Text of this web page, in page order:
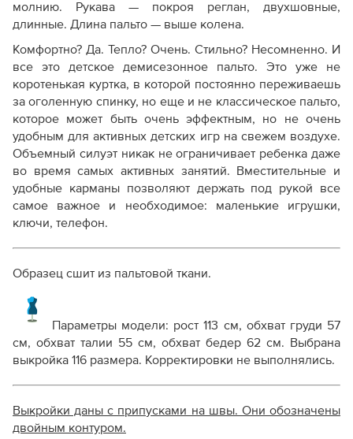
молнию. Рукава — покроя реглан, двухшовные,
длинные. Длина пальто — выше колена.
Комфортно? Да. Тепло? Очень. Стильно? Несомненно. И
все это детское демисезонное пальто. Это уже не
коротенькая куртка, в которой постоянно переживаешь
за оголенную спинку, но еще и не классическое пальто,
которое может быть очень эффектным, но не очень
удобным для активных детских игр на свежем воздухе.
Объемный силуэт никак не ограничивает ребенка даже
во время самых активных занятий. Вместительные и
удобные карманы позволяют держать под рукой все
самое важное и необходимое: маленькие игрушки,
ключи, телефон.
Образец сшит из пальтовой ткани.
Параметры модели: рост 113 см, обхват груди 57
см, обхват талии 55 см, обхват бедер 62 см. Выбрана
выкройка 116 размера. Корректировки не выполнялись.
Выкройки даны с припусками на швы. Они обозначены
двойным контуром.